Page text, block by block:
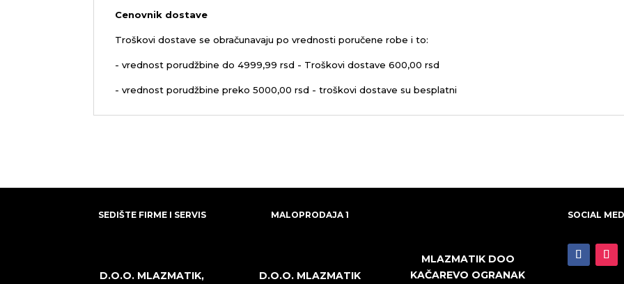
Cenovnik dostave
Troškovi dostave se obračunavaju po vrednosti poručene robe i to:
- vrednost porudžbine do 4999,99 rsd - Troškovi dostave 600,00 rsd
- vrednost porudžbine preko 5000,00 rsd - troškovi dostave su besplatni
SEDIŠTE FIRME I SERVIS
D.O.O. MLAZMATIK,
MALOPRODAJA 1
D.O.O. MLAZMATIK
MLAZMATIK DOO
KAČAREVO OGRANAK
SOCIAL